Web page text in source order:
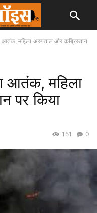
महिला अस्पताल और कब्रिस्तान
आतंक, महिला
पर किया
0
151